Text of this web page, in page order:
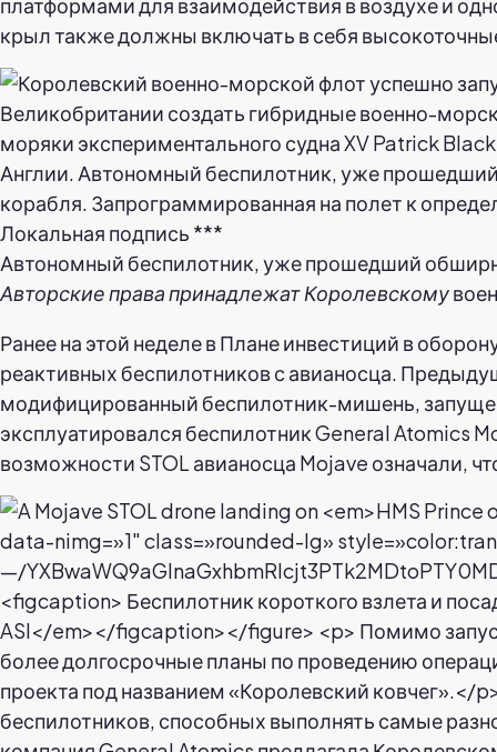
крыл также должны включать в себя
Автономный беспилотник, уже прошедший
Авторские права принадлежат Королевскому
Ранее на этой неделе в Плане инвестиций в
реактивных беспилотников с авианосца.
модифицированный беспилотник-мишень,
эксплуатировался беспилотник General Atomics
возможности STOL авианосца Mojave означали,